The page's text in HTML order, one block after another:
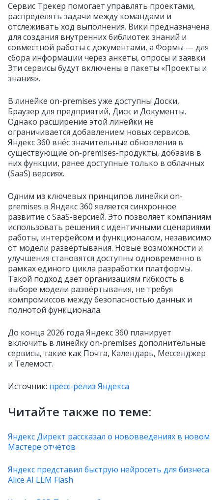
Сервис Трекер помогает управлять проектами,
распределять задачи между командами и
отслеживать ход выполнения. Вики предназначена
для создания внутренних библиотек знаний и
совместной работы с документами, а Формы — для
сбора информации через анкеты, опросы и заявки.
Эти сервисы будут включены в пакеты «Проекты и
знания».
В линейке on-premises уже доступны Доски,
Браузер для предприятий, Диск и Документы.
Однако расширение этой линейки не
ограничивается добавлением новых сервисов.
Яндекс 360 внёс значительные обновления в
существующие on-premises-продукты, добавив в
них функции, ранее доступные только в облачных
(SaaS) версиях.
Одним из ключевых принципов линейки on-
premises в Яндекс 360 является синхронное
развитие с SaaS-версией. Это позволяет компаниям
использовать решения с идентичными сценариями
работы, интерфейсом и функционалом, независимо
от модели развёртывания. Новые возможности и
улучшения становятся доступны одновременно в
рамках единого цикла разработки платформы.
Такой подход даёт организациям гибкость в
выборе модели развёртывания, не требуя
компромиссов между безопасностью данных и
полнотой функционала.
До конца 2026 года Яндекс 360 планирует
включить в линейку on-premises дополнительные
сервисы, такие как Почта, Календарь, Мессенджер
и Телемост.
Источник: пресс-релиз Яндекса
Читайте также по теме:
Яндекс Директ рассказал о нововведениях в новом
Мастере отчётов
Яндекс представил быструю нейросеть для бизнеса
Alice AI LLM Flash